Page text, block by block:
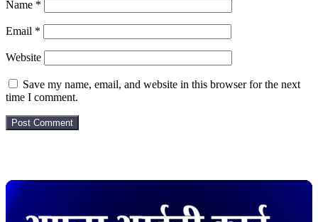
Name *
Email *
Website
Save my name, email, and website in this browser for the next
time I comment.